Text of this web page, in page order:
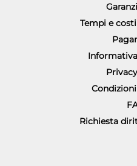
Tempi e
Richiesta